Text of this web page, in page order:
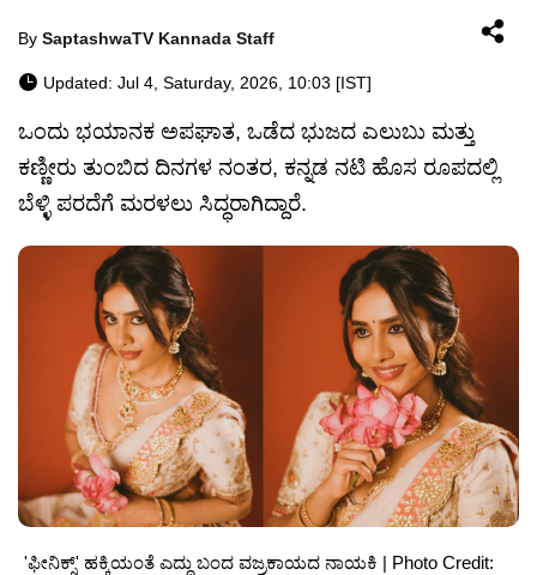
By SaptashwaTV Kannada Staff
Updated: Jul 4, Saturday, 2026, 10:03 [IST]
ಒಂದು ಭಯಾನಕ ಅಪಘಾತ, ಒಡೆದ ಭುಜದ ಎಲುಬು ಮತ್ತು
ಕಣ್ಣೀರು ತುಂಬಿದ ದಿನಗಳ ನಂತರ, ಕನ್ನಡ ನಟಿ ಹೊಸ ರೂಪದಲ್ಲಿ
ಬೆಳ್ಳಿ ಪರದೆಗೆ ಮರಳಲು ಸಿದ್ಧರಾಗಿದ್ದಾರೆ.
'ಫೀನಿಕ್ಸ್' ಹಕ್ಕಿಯಂತೆ ಎದ್ದು ಬಂದ ವಜ್ರಕಾಯದ ನಾಯಕಿ | Photo Credit: